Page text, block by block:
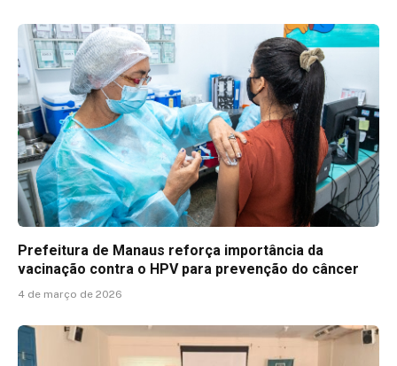
Prefeitura de Manaus reforça importância da
vacinação contra o HPV para prevenção do câncer
4 de março de 2026